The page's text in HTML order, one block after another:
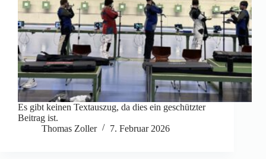
Es gibt keinen Textauszug, da dies ein geschützter
Beitrag ist.
Thomas Zoller
7. Februar 2026